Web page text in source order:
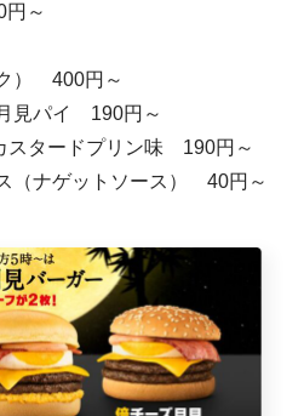
～
） 400円～
見パイ 190円～
スタードプリン味 190円～
（ナゲットソース） 40円～